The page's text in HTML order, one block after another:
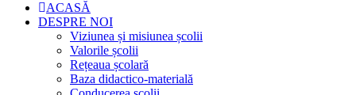
ACASĂ
DESPRE NOI
Viziunea și misiunea școlii
Valorile școlii
Rețeaua școlară
Baza didactico-materială